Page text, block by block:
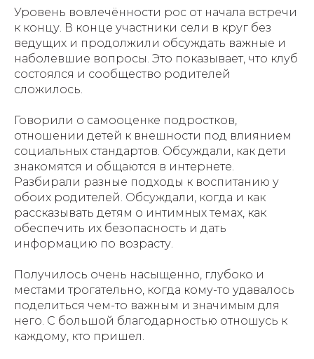
Уровень вовлечённости рос от начала встречи
к концу. В конце участники сели в круг без
ведущих и продолжили обсуждать важные и
наболевшие вопросы. Это показывает, что клуб
состоялся и сообщество родителей
сложилось.
Говорили о самооценке подростков,
отношении детей к внешности под влиянием
социальных стандартов. Обсуждали, как дети
знакомятся и общаются в интернете.
Разбирали разные подходы к воспитанию у
обоих родителей. Обсуждали, когда и как
рассказывать детям о интимных темах, как
обеспечить их безопасность и дать
информацию по возрасту.
Получилось очень насыщенно, глубоко и
местами трогательно, когда кому-то удавалось
поделиться чем-то важным и значимым для
него. С большой благодарностью отношусь к
каждому, кто пришел.